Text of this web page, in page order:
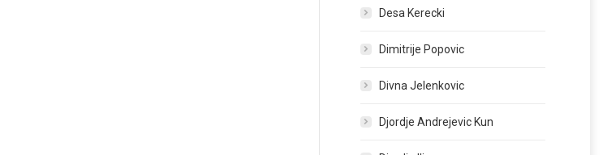
Desa Kerecki
Dimitrije Popovic
Divna Jelenkovic
Djordje Andrejevic Kun